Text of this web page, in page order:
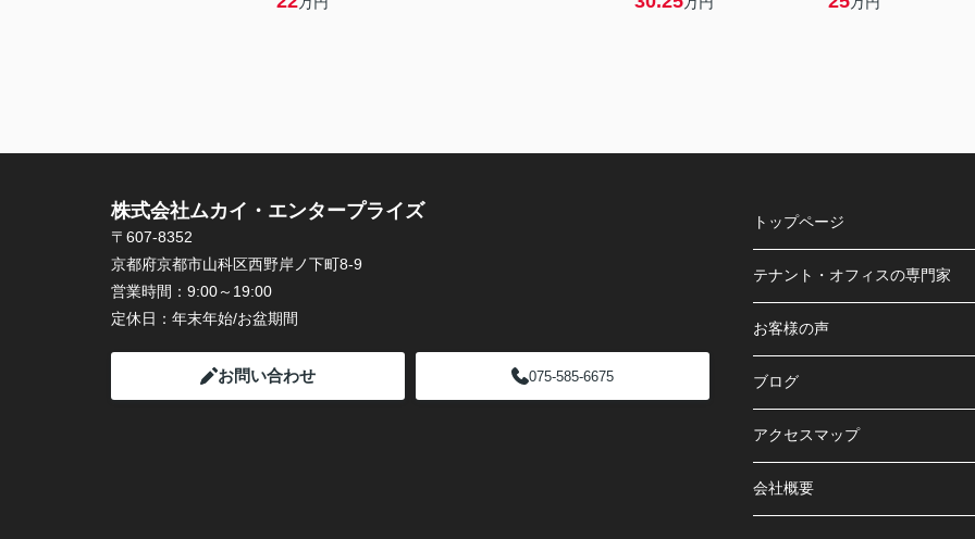
株式会社ムカイ・エンタープライズ
〒607-8352
京都府京都市山科区西野岸ノ下町8-9
営業時間： 9:00～19:00
定休日： 年末年始/お盆期間
お問い合わせ 075-585-6675
トップページ
テナント・オフィスの専門家
お客様の声
ブログ
アクセスマップ
会社概要